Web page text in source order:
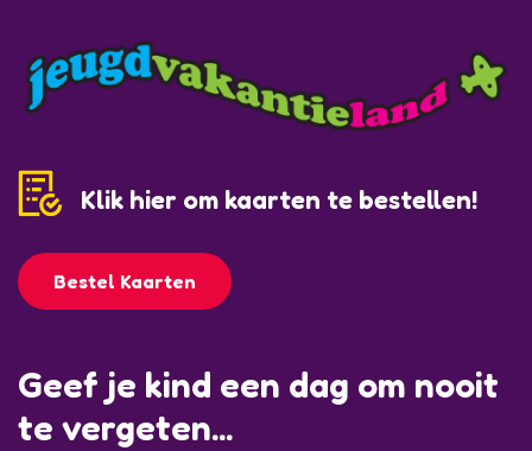
Klik hier om kaarten te bestellen!
Bestel Kaarten
Geef je kind een dag om nooit
te vergeten...